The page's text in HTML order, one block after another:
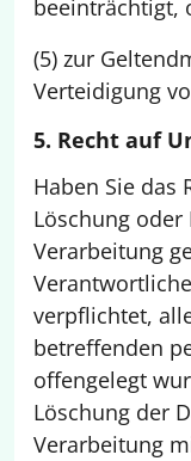
beeinträchtigt,
(5) zur
Verteidigung
5. Recht auf
Haben Sie das
Löschung
Verarbeitung
verpflichtet,
betreffenden
offengelegt
Löschung der
Verarbeitung